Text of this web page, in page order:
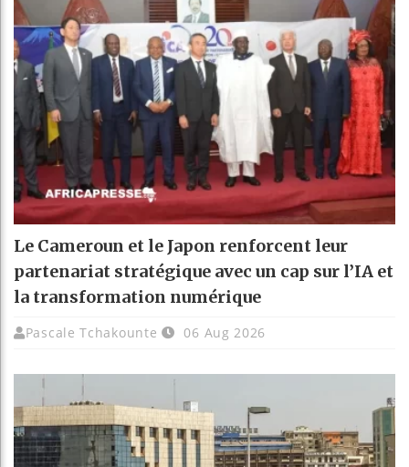
Le Cameroun et le Japon renforcent leur
partenariat stratégique avec un cap sur l’IA et
la transformation numérique
Pascale Tchakounte 06 Aug 2026